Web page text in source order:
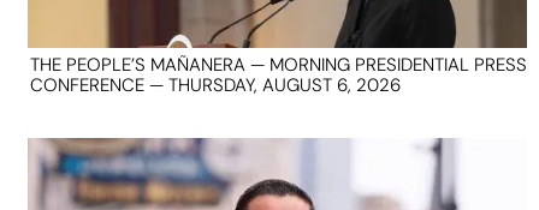
THE PEOPLE’S MAÑANERA — MORNING PRESIDENTIAL PRESS
CONFERENCE — THURSDAY, AUGUST 6, 2026